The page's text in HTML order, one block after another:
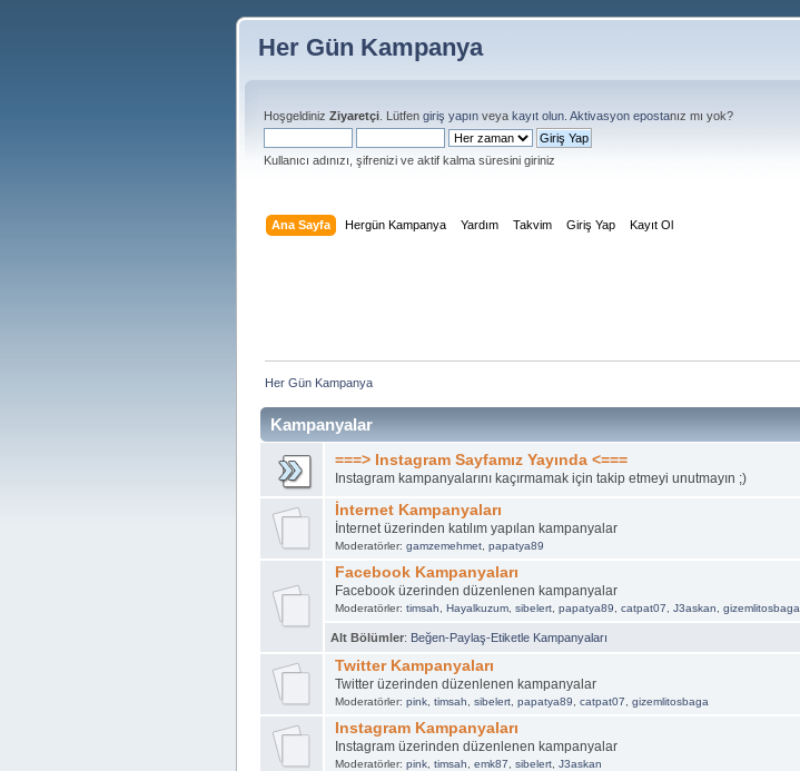
Her Gün Kampanya
Hoşgeldiniz Ziyaretçi . Lütfen giriş yapın veya kayıt olun Aktivasyon epostanız mı yok?
Kullanıcı adınızı, şifrenizi ve aktif kalma süresini giriniz
Ana Sayfa Hergün Kampanya Yardım Takvim Giriş Yap Kayıt Ol
Her Gün Kampanya
Kampanyalar
===> Instagram Sayfamız Yayında <===
Instagram kampanyalarını kaçırmamak için takip etmeyi unutmayın ;)
İnternet Kampanyaları
İnternet üzerinden katılım yapılan kampanyalar
Moderatörler: gamzemehmet, papatya89
Facebook Kampanyaları
Facebook üzerinden düzenlenen kampanyalar
Moderatörler: timsah Hayalkuzum, sibelert, papatya89 catpat07 J3askan gizemlitosbaga
Alt Bölümler: Beğen-Paylaş-Etiketle Kampanyaları
Twitter Kampanyaları
Twitter üzerinden düzenlenen kampanyalar
Moderatörler: pink, timsah sibelert, papatya89 catpat07 gizemlitosbaga
Instagram Kampanyaları
Instagram üzerinden düzenlenen kampanyalar
Moderatörler: pink, timsah emk87 sibelert, J3askan